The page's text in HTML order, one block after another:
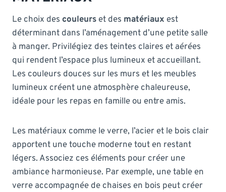
Le choix des couleurs et des matériaux est
déterminant dans l’aménagement d’une petite salle
à manger. Privilégiez des teintes claires et aérées
qui rendent l’espace plus lumineux et accueillant.
Les couleurs douces sur les murs et les meubles
lumineux créent une atmosphère chaleureuse,
idéale pour les repas en famille ou entre amis.
Les matériaux comme le verre, l’acier et le bois clair
apportent une touche moderne tout en restant
légers. Associez ces éléments pour créer une
ambiance harmonieuse. Par exemple, une table en
verre accompagnée de chaises en bois peut créer